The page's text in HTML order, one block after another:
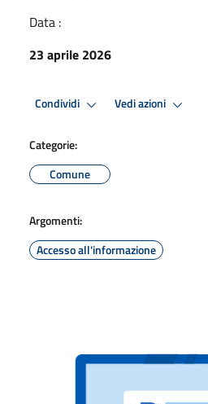
Data :
23 aprile 2026
Condividi Vedi azioni
Categorie:
Comune
Argomenti:
Accesso all'informazione